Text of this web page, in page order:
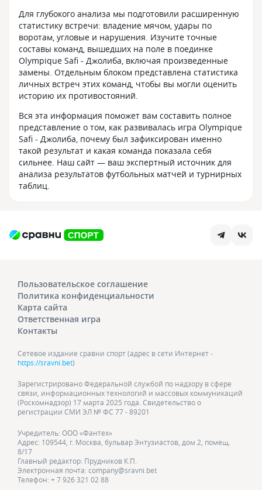
Для глубокого анализа мы подготовили расширенную
статистику встречи: владение мячом, удары по
воротам, угловые и нарушения. Изучите точные
составы команд, вышедших на поле в поединке
Olympique Safi - Джолиба, включая произведенные
замены. Отдельным блоком представлена статистика
личных встреч этих команд, чтобы вы могли оценить
историю их противостояний.
Вся эта информация поможет вам составить полное
представление о том, как развивалась игра Olympique
Safi - Джолиба, почему был зафиксирован именно
такой результат и какая команда показала себя
сильнее. Наш сайт — ваш экспертный источник для
анализа результатов футбольных матчей и турнирных
таблиц.
Пользовательское соглашение
Политика конфиденциальности
Карта сайта
Ответственная игра
Контакты
Сетевое издание сравни спорт (адрес в сети Интернет -
https://sravni.bet)
Зарегистрировано Федеральной службой по надзору в сфере
связи, информационных технологий и массовых коммуникаций
(Роскомнадзор) 17 марта 2025 года. Свидетельство о
регистрации СМИ ЭЛ № ФС 77 - 89201
Учредитель: ООО «Фантех»
Адрес: 109544, г. Москва, бульвар Энтузиастов, дом 2, помещ.
8/17
Главный редактор: Прудников К.П.
Электронная почта: company@sravni.bet
Телефон: + 7 926 321 02 88